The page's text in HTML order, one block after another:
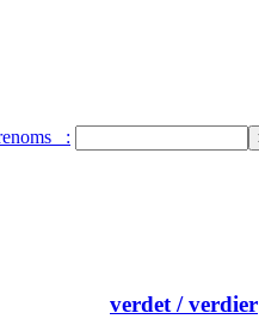
:
verdet/ verdier